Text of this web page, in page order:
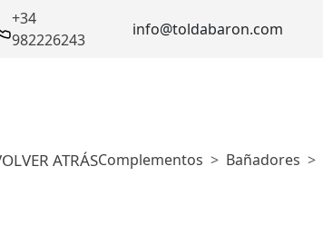
+34
982226243
info@toldabaron.com
ATRÁSComplementos Bañadores